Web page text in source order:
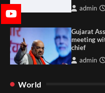
admin
Gujarat
meeting
chief
admin
World